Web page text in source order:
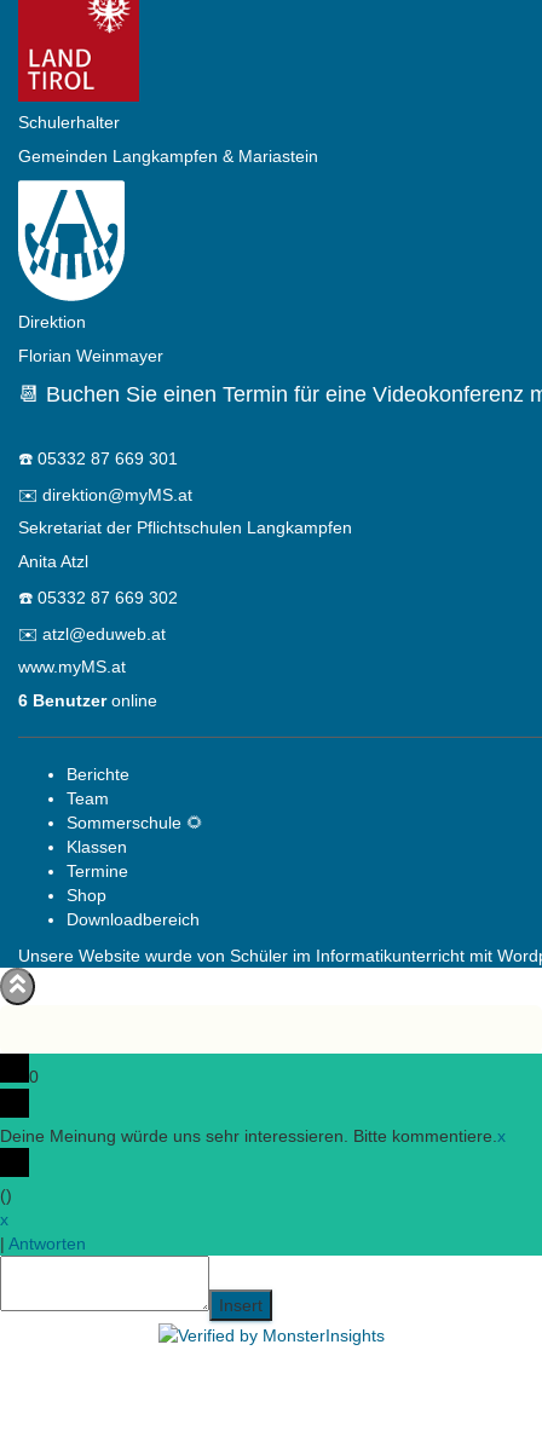
Schulerhalter
Gemeinden Langkampfen & Mariastein
Direktion
Florian Weinmayer
📆 Buchen Sie einen Termin für eine Videokonferenz
☎️ 05332 87 669 301
✉️ direktion@myMS.at
Sekretariat der Pflichtschulen Langkampfen
Anita Atzl
☎️ 05332 87 669 302
✉️ atzl@eduweb.at
www.myMS.at
6 Benutzeronline
Berichte
Team
Sommerschule 🌻
Klassen
Termine
Shop
Downloadbereich
Unsere Website wurde von Schüler im Informatikunterricht mit
0
Deine Meinung würde uns sehr interessieren. Bitte kommentiere.x
()
x
| Antworten
Insert